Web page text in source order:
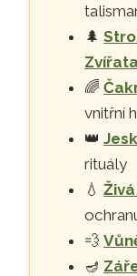
🌲
Zvířata
🌈
vnitřní
👑
rituály
💧
💨
🪔